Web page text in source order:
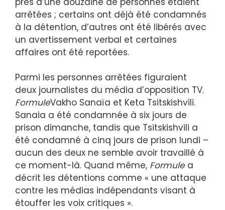
arrêtées ; certains ont déjà été condamnés
à la détention, d’autres ont été libérés avec
un avertissement verbal et certaines
affaires ont été reportées.
Parmi les personnes arrêtées figuraient
deux journalistes du média d’opposition TV.
FormuleVakho Sanaïa et Keta Tsitskishvili.
Sanaia a été condamnée à six jours de
prison dimanche, tandis que Tsitskishvili a
été condamné à cinq jours de prison lundi –
aucun des deux ne semble avoir travaillé à
ce moment-là. Quand même, Formule a
décrit les détentions comme « une attaque
contre les médias indépendants visant à
étouffer les voix critiques ».